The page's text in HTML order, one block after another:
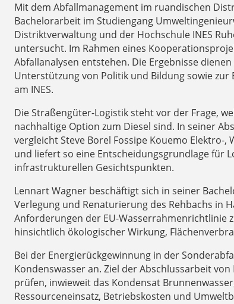
Mit dem Abfallmanagement im ruandischen
Bachelorarbeit im Studiengang
Distriktverwaltung und der Hochschule INES
untersucht. Im Rahmen eines
Abfallanalysen entstehen. Die Ergebnisse
Unterstützung von Politik und Bildung sowie
am INES.
Die Straßengüter-Logistik steht vor der Frage,
nachhaltige Option zum Diesel sind. In seiner
vergleicht Steve Borel Fossipe Kouemo
und liefert so eine Entscheidungsgrundlage für
infrastrukturellen Gesichtspunkten.
Lennart Wagner beschäftigt sich in seiner
Verlegung und Renaturierung des Rehbachs in
Anforderungen der EU-Wasserrahmenrichtlinie
hinsichtlich ökologischer Wirkung,
Bei der Energierückgewinnung in der
Kondenswasser an. Ziel der Abschlussarbeit
prüfen, inwieweit das Kondensat
Ressourceneinsatz, Betriebskosten und